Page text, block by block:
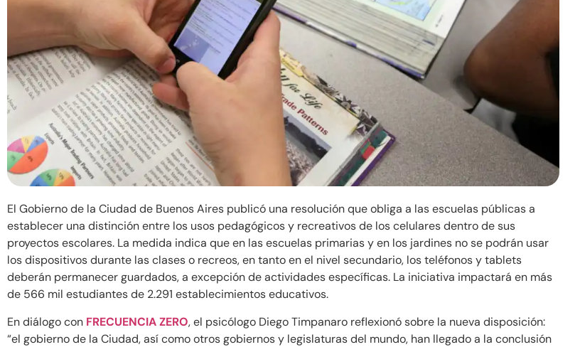
El Gobierno de la Ciudad de Buenos Aires publicó una resolución que obliga a las escuelas públicas a
establecer una distinción entre los usos pedagógicos y recreativos de los celulares dentro de sus
proyectos escolares. La medida indica que en las escuelas primarias y en los jardines no se podrán usar
los dispositivos durante las clases o recreos, en tanto en el nivel secundario, los teléfonos y tablets
deberán permanecer guardados, a excepción de actividades específicas. La iniciativa impactará en más
de 566 mil estudiantes de 2.291 establecimientos educativos.
En diálogo con FRECUENCIA ZERO, el psicólogo Diego Timpanaro reflexionó sobre la nueva disposición:
“el gobierno de la Ciudad, así como otros gobiernos y legislaturas del mundo, han llegado a la conclusión